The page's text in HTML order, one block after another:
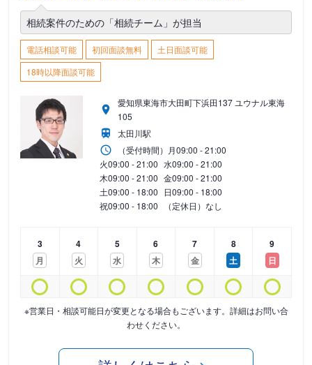
相続案件のための「相続チーム」が担当
電話相談可能 初回面談無料
土日面談可能
18時以降面談可能
愛知県東海市大田町下浜田137 ユウナル東海
105
太田川駅
（受付時間） 月09:00 - 21:00
火09:00 - 21:00 水09:00 - 21:00
木09:00 - 21:00 金09:00 - 21:00
土09:00 - 18:00 日09:00 - 18:00
祝09:00 - 18:00 （定休日）なし
3
月
4
火
5
水
6
木
7
金
8
土
9
日
※営業日・相談可能日が変更となる場合もございます。詳細はお問い合
わせください。